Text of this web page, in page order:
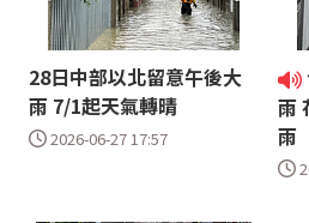
28日中部以北留意午後大
雨 7/1起天氣轉晴
2026-06-27 17:57
雨
雨